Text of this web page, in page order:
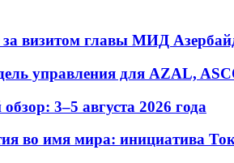
за визитом главы МИД
управления для AZAL,
3–5 августа 2026 года
во имя мира: инициатива